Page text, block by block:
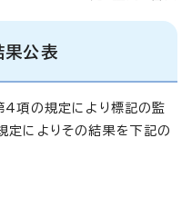
果公表
項の規定により標記の監
定によりその結果を下記の